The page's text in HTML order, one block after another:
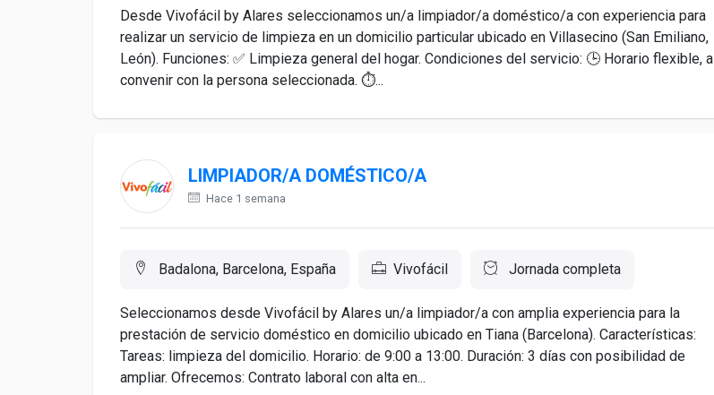
Desde Vivofácil by Alares seleccionamos un/a limpiador/a doméstico/a con experiencia para
realizar un servicio de limpieza en un domicilio particular ubicado en Villasecino (San Emiliano,
León). Funciones: ✅ Limpieza general del hogar. Condiciones del servicio: 🕒 Horario flexible, a
convenir con la persona seleccionada. ⏱...
LIMPIADOR/A DOMÉSTICO/A
Hace 1 semana
Badalona, Barcelona, España Vivofácil Jornada completa
Seleccionamos desde Vivofácil by Alares un/a limpiador/a con amplia experiencia para la
prestación de servicio doméstico en domicilio ubicado en Tiana (Barcelona). Características:
Tareas: limpieza del domicilio. Horario: de 9:00 a 13:00. Duración: 3 días con posibilidad de
ampliar. Ofrecemos: Contrato laboral con alta en...